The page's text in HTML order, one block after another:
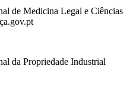
de Medicina Legal e Ciências
da Propriedade Industrial